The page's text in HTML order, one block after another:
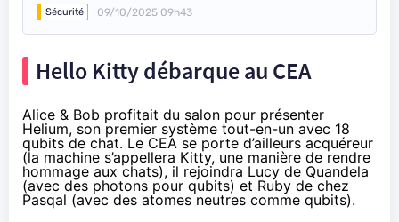
Sécurité 09/10/2025 09h43
Hello Kitty débarque au CEA
Alice & Bob profitait du salon pour présenter
Helium, son premier système tout-en-un avec 18
qubits de chat. Le CEA se porte d’ailleurs acquéreur
(la machine s’appellera Kitty, une manière de rendre
hommage aux chats), il rejoindra Lucy de Quandela
(avec des photons pour qubits) et Ruby de chez
Pasqal (avec des atomes neutres comme qubits).